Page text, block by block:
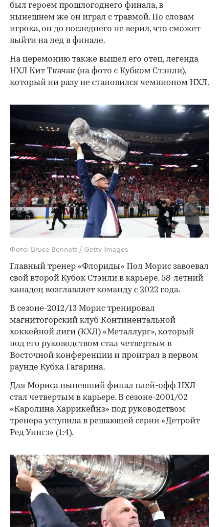
был героем прошлогоднего финала, в
нынешнем же он играл с травмой. По словам
игрока, он до последнего не верил, что сможет
выйти на лед в финале.
На церемонию также вышел его отец, легенда
НХЛ Кит Ткачак (на фото с Кубком Стэнли),
который ни разу не становился чемпионом НХЛ.
Фото: Bruce Bennett / Getty Images
Главный тренер «Флориды» Пол Морис завоевал
свой второй Кубок Стэнли в карьере. 58-летний
канадец возглавляет команду с 2022 года.
В сезоне-2012/13 Морис тренировал
магнитогорский клуб Континентальной
хоккейной лиги (КХЛ) «Металлург», который
под его руководством стал четвертым в
Восточной конференции и проиграл в первом
раунде Кубка Гагарина.
Для Мориса нынешний финал плей-офф НХЛ
стал четвертым в карьере. В сезоне-2001/02
«Каролина Харрикейнз» под руководством
тренера уступила в решающей серии «Детройт
Ред Уингз» (1:4).